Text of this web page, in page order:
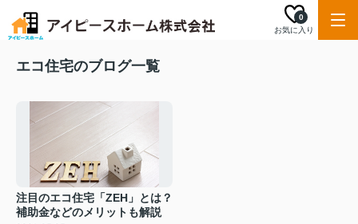
お気に入り
0
エコ住宅のブログ一覧
注目のエコ住宅「ZEH」とは？
補助金などのメリットも解説